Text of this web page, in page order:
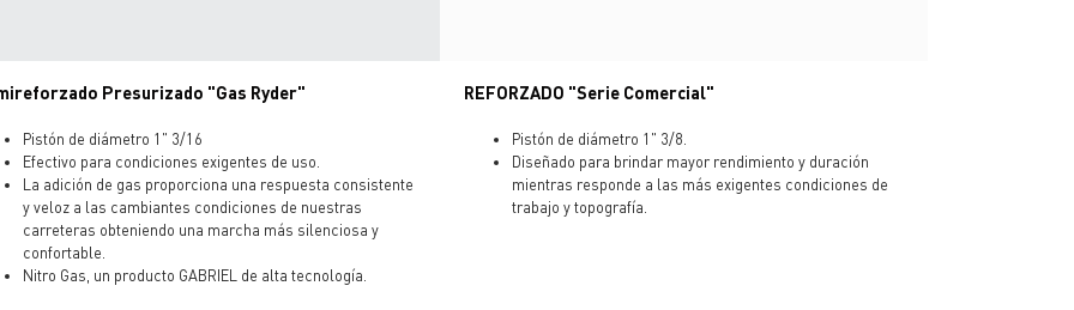
Presurizado "Gas Ryder"
Pistón de diámetro 1" 3/16
Efectivo para condiciones exigentes de uso.
La adición de gas proporciona una respuesta consistente
y veloz a las cambiantes condiciones de nuestras
carreteras obteniendo una marcha más silenciosa y
confortable.
Nitro Gas, un producto GABRIEL de alta tecnología.
REFORZADO "Serie Comercial"
Pistón de diámetro 1" 3/8.
Diseñado para brindar mayor rendimiento y duración
mientras responde a las más exigentes condiciones de
trabajo y topografía.